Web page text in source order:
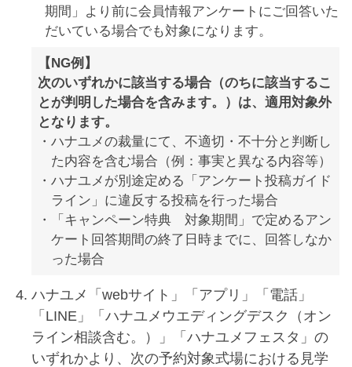
期間」より前に会員情報アンケートにご回答いた
だいている場合でも対象になります。
【NG例】
次のいずれかに該当する場合（のちに該当するこ
とが判明した場合を含みます。）は、適用対象外
となります。
ハナユメの裁量にて、不適切・不十分と判断し
た内容を含む場合（例：事実と異なる内容等）
ハナユメが別途定める「アンケート投稿ガイド
ライン」に違反する投稿を行った場合
「キャンペーン特典 対象期間」で定めるアン
ケート回答期間の終了日時までに、回答しなか
った場合
ハナユメ「webサイト」「アプリ」「電話」
「LINE」「ハナユメウエディングデスク（オン
ライン相談含む。）」「ハナユメフェスタ」の
いずれかより、次の予約対象式場における見学